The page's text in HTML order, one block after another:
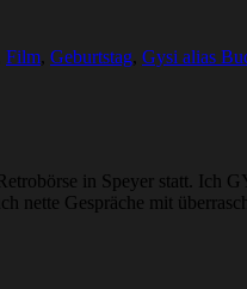
Film, Geburtstag, Gysi alias
in Speyer statt. Ich
nette Gespräche mit